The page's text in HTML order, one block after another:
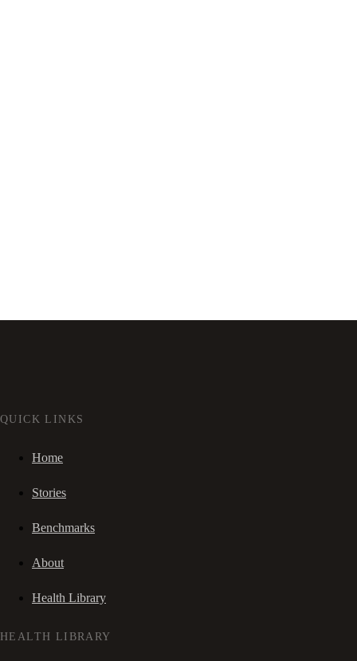
QUICK LINKS
Home
Stories
Benchmarks
About
Health Library
HEALTH LIBRARY